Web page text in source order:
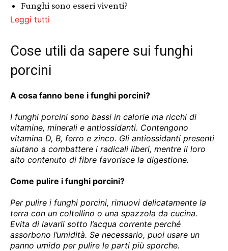
Funghi sono esseri viventi?
Leggi tutti
Cose utili da sapere sui funghi
porcini
A cosa fanno bene i funghi porcini?
I funghi porcini sono bassi in calorie ma ricchi di
vitamine, minerali e antiossidanti. Contengono
vitamina D, B, ferro e zinco. Gli antiossidanti presenti
aiutano a combattere i radicali liberi, mentre il loro
alto contenuto di fibre favorisce la digestione.
Come pulire i funghi porcini?
Per pulire i funghi porcini, rimuovi delicatamente la
terra con un coltellino o una spazzola da cucina.
Evita di lavarli sotto l’acqua corrente perché
assorbono l’umidità. Se necessario, puoi usare un
panno umido per pulire le parti più sporche.